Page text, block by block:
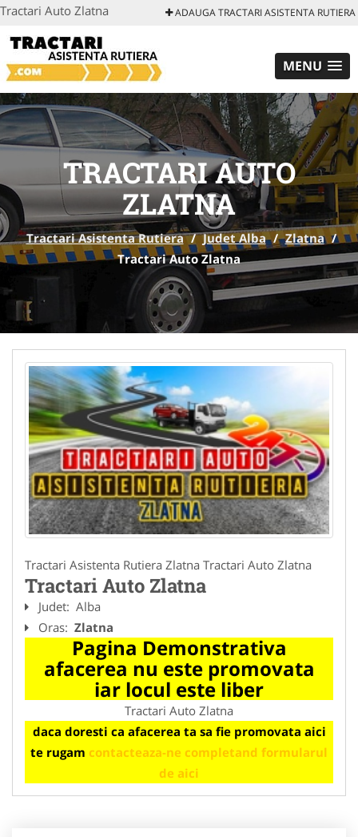
Tractari Auto Zlatna ADAUGA TRACTARI ASISTENTA RUTIERA
MENU
TRACTARI AUTO
ZLATNA
Tractari Asistenta Rutiera / Judet Alba / Zlatna /
Tractari Auto Zlatna
Tractari Asistenta Rutiera Zlatna Tractari Auto Zlatna
Tractari Auto Zlatna
Judet: Alba
Oras: Zlatna
Pagina Demonstrativa
afacerea nu este promovata
iar locul este liber
Tractari Auto Zlatna
daca doresti ca afacerea ta sa fie promovata aici
te rugam contacteaza-ne completand formularul
de aici